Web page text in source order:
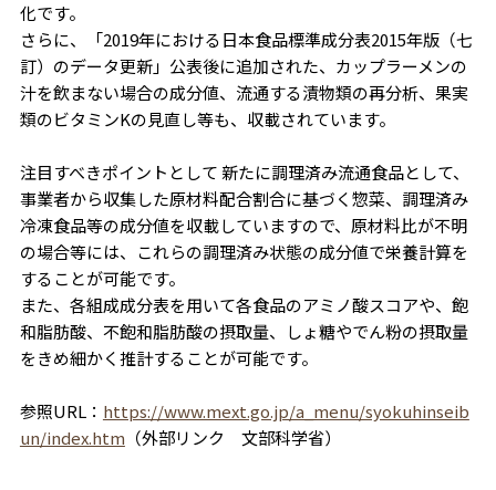
化です。
さらに、「2019年における日本食品標準成分表2015年版（七
訂）のデータ更新」公表後に追加された、カップラーメンの
汁を飲まない場合の成分値、流通する漬物類の再分析、果実
類のビタミンKの見直し等も、収載されています。
注目すべきポイントとして 新たに調理済み流通食品として、
事業者から収集した原材料配合割合に基づく惣菜、調理済み
冷凍食品等の成分値を収載していますので、原材料比が不明
の場合等には、これらの調理済み状態の成分値で栄養計算を
することが可能です。
また、各組成成分表を用いて各食品のアミノ酸スコアや、飽
和脂肪酸、不飽和脂肪酸の摂取量、しょ糖やでん粉の摂取量
をきめ細かく推計することが可能です。
参照URL： https://www.mext.go.jp/a_menu/syokuhinseib
un/index.htm （外部リンク 文部科学省）